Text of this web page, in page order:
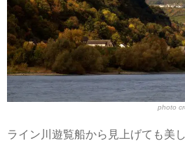
photo
ライン川遊覧船から見上げても美